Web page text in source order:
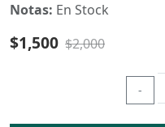
Notas: En Stock
$1,500 $2,000
-